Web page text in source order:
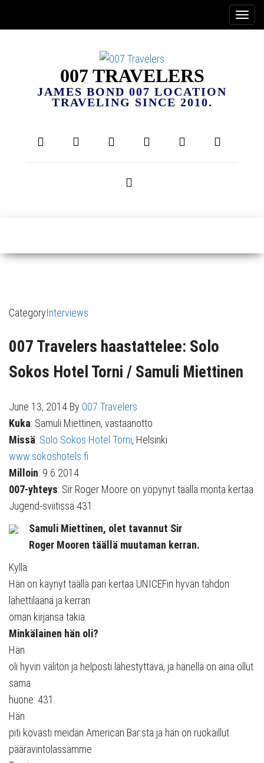
007 TRAVELERS
JAMES BOND 007 LOCATION
TRAVELING SINCE 2010.
CategoryInterviews
007 Travelers haastattelee: Solo
Sokos Hotel Torni / Samuli Miettinen
June 13, 2014 By 007 Travelers
Kuka: Samuli Miettinen, vastaanotto
Missä: Solo Sokos Hotel Torni, Helsinki
www.sokoshotels.fi
Milloin: 9.6.2014
007-yhteys: Sir Roger Moore on yöpynyt täällä monta kertaa
Jugend-sviitissä 431.
Samuli Miettinen, olet tavannut Sir
Roger Mooren täällä muutaman kerran.
Kyllä.
Hän on käynyt täällä pari kertaa UNICEFin hyvän tahdon
lähettiläänä ja kerran
oman kirjansa takia.
Minkälainen hän oli?
Hän
oli hyvin välitön ja helposti lähestyttävä, ja hänellä on aina ollut
sama
huone: 431.
Hän
piti kovasti meidän American Bar:sta ja hän on ruokaillut
pääravintolassamme